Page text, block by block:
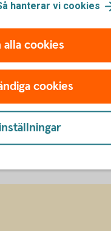
att det ska
när det
sparande
finns flera
hanterar vi cookies
alla cookies
cookies